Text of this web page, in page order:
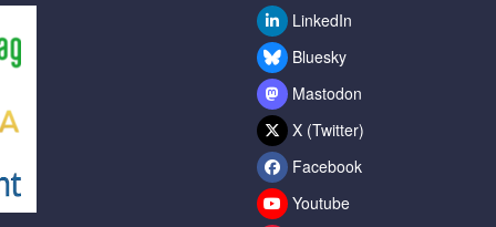
LinkedIn
Bluesky
Mastodon
X (Twitter)
Facebook
Youtube